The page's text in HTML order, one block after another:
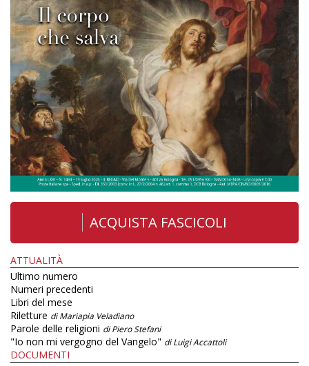
ACQUISTA FASCICOLI
ATTUALITÀ
Ultimo numero
Numeri precedenti
Libri del mese
Riletture di Mariapia Veladiano
Parole delle religioni di Piero Stefani
"Io non mi vergogno del Vangelo" di Luigi Accattoli
DOCUMENTI